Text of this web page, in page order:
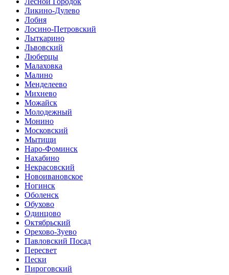
Ликино-Дулево
Лобня
Лосино-Петровский
Лыткарино
Львовский
Люберцы
Малаховка
Малино
Менделеево
Михнево
Можайск
Молодежный
Монино
Московский
Мытищи
Наро-Фоминск
Нахабино
Некрасовский
Новоивановское
Ногинск
Оболенск
Обухово
Одинцово
Октябрьский
Орехово-Зуево
Павловский Посад
Пересвет
Пески
Пироговский